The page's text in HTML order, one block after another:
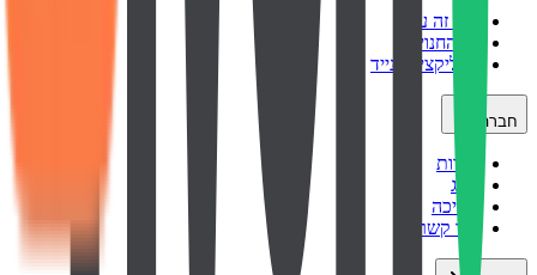
איך זה עובד
כל החנויות
אפליקציה לנייד
חברה
אודות
בלוג
תמיכה
צור קשר